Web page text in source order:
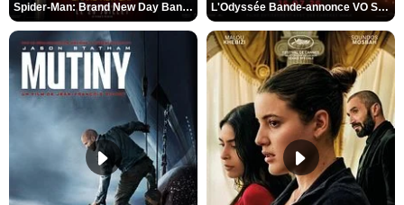
Spider-Man: Brand New Day Bande-annonce VO STFR L'Odyssée Bande-annonce VO STFR